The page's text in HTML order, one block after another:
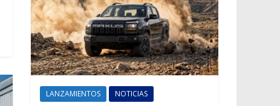
LANZAMIENTOS NOTICIAS